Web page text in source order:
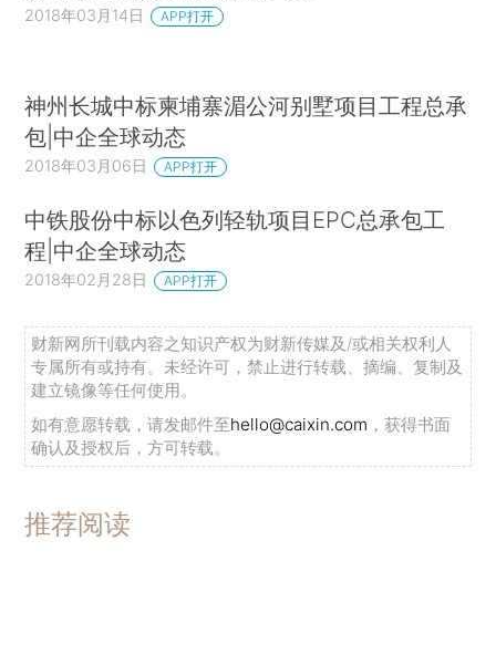
2018年03月14日 APP打开
神州长城中标柬埔寨湄公河别墅项目工程总承
包|中企全球动态
2018年03月06日 APP打开
中铁股份中标以色列轻轨项目EPC总承包工
程|中企全球动态
2018年02月28日 APP打开
财新网所刊载内容之知识产权为财新传媒及/或相关权利人
专属所有或持有。未经许可，禁止进行转载、摘编、复制及
建立镜像等任何使用。
如有意愿转载，请发邮件至hello@caixin.com ，获得书面
确认及授权后，方可转载。
推荐阅读